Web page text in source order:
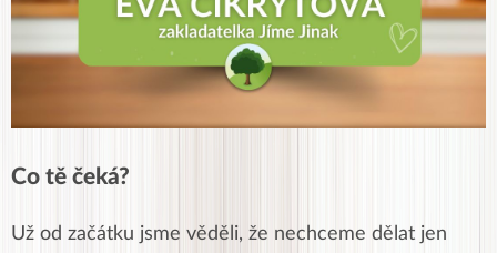
Co tě čeká?
Už od začátku jsme věděli, že nechceme dělat jen